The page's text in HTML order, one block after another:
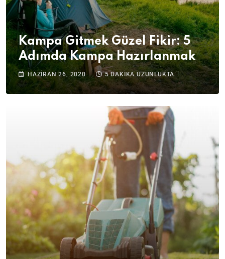
Kampa Gitmek Güzel Fikir: 5
Adımda Kampa Hazırlanmak
HAZIRAN 26, 2020 5 DAKIKA UZUNLUKTA